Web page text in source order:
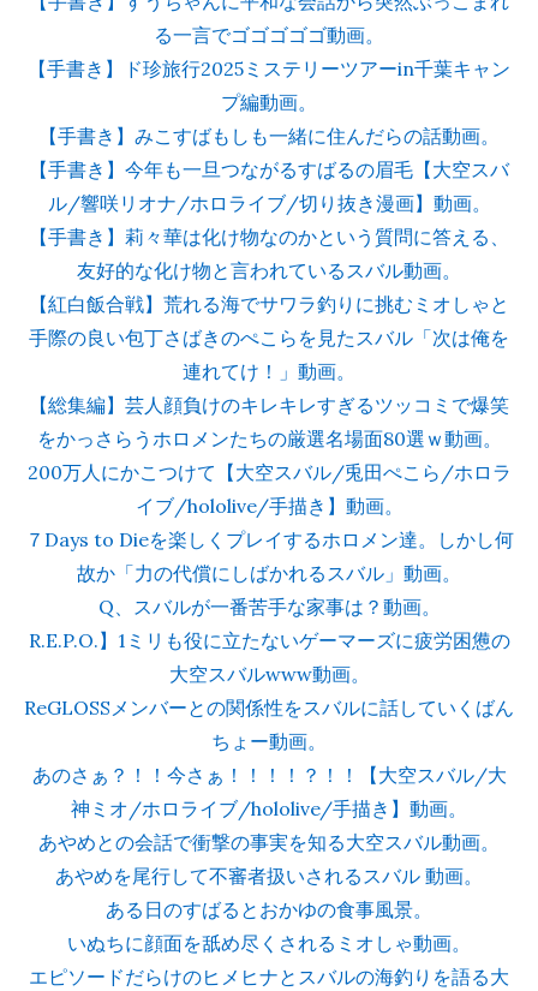
る一言でゴゴゴゴゴ動画。
【手書き】ド珍旅行2025ミステリーツアーin千葉キャン
プ編動画。
【手書き】みこすばもしも一緒に住んだらの話動画。
【手書き】今年も一旦つながるすばるの眉毛【大空スバ
ル/響咲リオナ/ホロライブ/切り抜き漫画】動画。
【手書き】莉々華は化け物なのかという質問に答える、
友好的な化け物と言われているスバル動画。
【紅白飯合戦】荒れる海でサワラ釣りに挑むミオしゃと
手際の良い包丁さばきのぺこらを見たスバル「次は俺を
連れてけ！」動画。
【総集編】芸人顔負けのキレキレすぎるツッコミで爆笑
をかっさらうホロメンたちの厳選名場面80選ｗ動画。
200万人にかこつけて【大空スバル/兎田ぺこら/ホロラ
イブ/hololive/手描き】動画。
７Days to Dieを楽しくプレイするホロメン達。しかし何
故か「力の代償にしばかれるスバル」動画。
Q、スバルが一番苦手な家事は？動画。
R.E.P.O.】1ミリも役に立たないゲーマーズに疲労困憊の
大空スバルwww動画。
ReGLOSSメンバーとの関係性をスバルに話していくばん
ちょー動画。
あのさぁ？！！今さぁ！！！！？！！【大空スバル/大
神ミオ/ホロライブ/hololive/手描き】動画。
あやめとの会話で衝撃の事実を知る大空スバル動画。
あやめを尾行して不審者扱いされるスバル 動画。
ある日のすばるとおかゆの食事風景。
いぬちに顔面を舐め尽くされるミオしゃ動画。
エピソードだらけのヒメヒナとスバルの海釣りを語る大